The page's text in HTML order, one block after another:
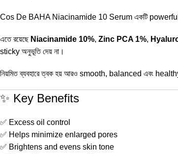
Cos De BAHA Niacinamide 10 Serum একটি powerful
এতে রয়েছে Niacinamide 10%, Zinc PCA 1%,
sticky অনুভূতি দেয় না।
নিয়মিত ব্যবহারে ত্বক হয় আরও smooth, balanced এবং
✨ Key Benefits
✅ Excess oil control
✅ Helps minimize enlarged pores
✅ Brightens and evens skin tone